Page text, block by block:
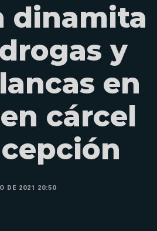
dinamita
y
en
cárcel
DE 2021 20:50